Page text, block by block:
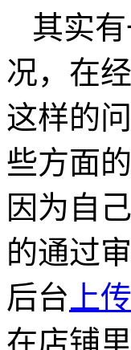
其实
况，在
这样的
些方面
因为自
的通过
后台 上
在店铺